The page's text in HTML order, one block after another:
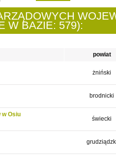
W BAZIE: 579):
powiat
żniński
brodnicki
w Osiu
świecki